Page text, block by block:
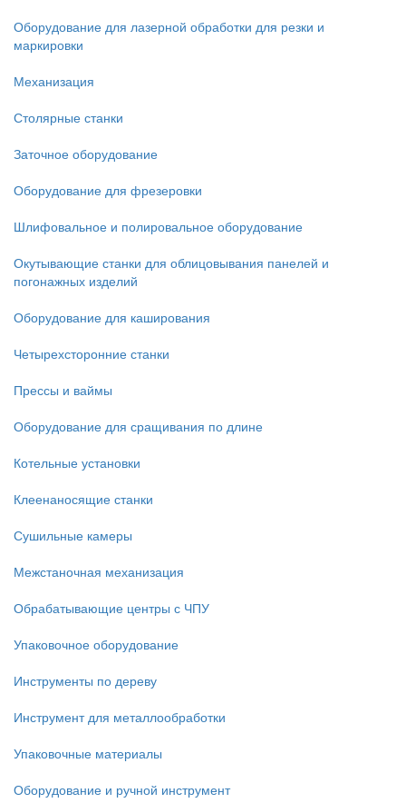
Оборудование для лазерной обработки для резки и
маркировки
Механизация
Столярные станки
Заточное оборудование
Оборудование для фрезеровки
Шлифовальное и полировальное оборудование
Окутывающие станки для облицовывания панелей и
погонажных изделий
Оборудование для каширования
Четырехсторонние станки
Прессы и ваймы
Оборудование для сращивания по длине
Котельные установки
Клеенаносящие станки
Сушильные камеры
Межстаночная механизация
Обрабатывающие центры с ЧПУ
Упаковочное оборудование
Инструменты по дереву
Инструмент для металлообработки
Упаковочные материалы
Оборудование и ручной инструмент